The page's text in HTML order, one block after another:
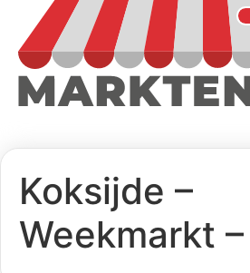
Koksijde –
Weekmarkt